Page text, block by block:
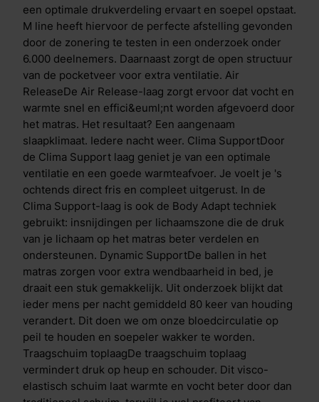
peil te houden en soepeler wakker te worden.
Traagschuim toplaagDe traagschuim toplaag
vermindert druk op heup en schouder. Dit visco-
elastisch schuim laat warmte en vocht beter door dan
traditioneel schuim, terwijl je wel profiteert van
dezelfde drukverlagende eigenschappen. De open
structuur van het schuim ervoor dat je makkelijker kan
omdraaien en vermindert druk op uitstekende
lichaamsdelen, zoals schouders en heupen. Daardoor
blijft je doorbloeding optimaal en worden zenuwen
niet afgekneld. De speciale insnijdingen per
lichaamszone zorgen voor een voortreffelijke
drukverdeling en een soepele ondersteuning op
maat. Dual action tijkDe hoes/tijk bevat de
gepatenteerde HeiQ Cool- en HeiQ Allergen TechTM-
technologie. HeiQ Allergen TechTM-technologie is
een 100% natuurlijke afwerking die blootstelling aan
allergenen van huisstofmijt en huisdieren vermindert,
met behulp van actieve probiotica. De technologie
heeft een dubbele werking die zorgt voor een directe
&eacute;n blijvende temperatuurregulatie. Bij het
eerste contact ervaar je direct verkoeling en lig je in
een comfortabel koel bed. Heb je het alsnog warm in
bed? Dan treedt het tweede proces in werking. Vocht
een optimale drukverdeling ervaart en soepel opstaat.
M line heeft hiervoor de perfecte afstelling gevonden
door de zonering te testen in een onderzoek onder
6.000 deelnemers. Daarnaast zorgt de open structuur
van de pocketveer voor extra ventilatie. Air
ReleaseDe Air Release-laag zorgt ervoor dat vocht en
warmte snel en effici&euml;nt worden afgevoerd door
het matras. Het resultaat? Een aangenaam
slaapklimaat. Iedere nacht weer. Clima SupportDoor
de Clima Support laag geniet je van een optimale
ventilatie en een goede warmteafvoer. Je voelt je 's
ochtends direct fris en compleet uitgerust. In de
Clima Support-laag is ook de Body Adapt techniek
gebruikt: insnijdingen per lichaamszone die de druk
van je lichaam op het matras beter verdelen en
ondersteunen. Dynamic SupportDe ballen in het
matras zorgen voor extra wendbaarheid in bed, je
draait een stuk gemakkelijk. Uit onderzoek blijkt dat
ieder mens per nacht gemiddeld 80 keer van houding
verandert. Dit doen we om onze bloedcirculatie op
peil te houden en soepeler wakker te worden.
Traagschuim toplaagDe traagschuim toplaag
vermindert druk op heup en schouder. Dit visco-
elastisch schuim laat warmte en vocht beter door dan